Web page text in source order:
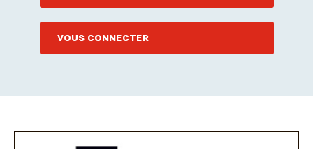
VOUS CONNECTER